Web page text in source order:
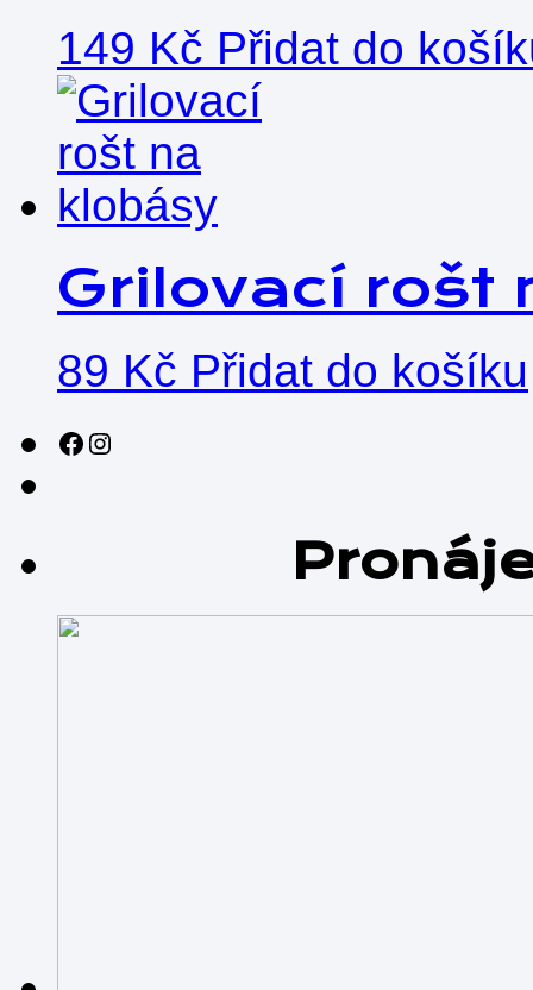
149 Kč Přidat do
Grilovací rošt
89 Kč Přidat do košíku
Sledujte nás na sociálních sítích!Instagram